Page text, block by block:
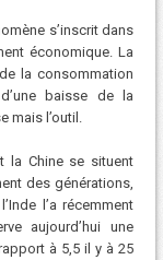
s’inscrit dans
économique. La
la consommation
d’une baisse de la
mais l’outil.
la Chine se situent
des générations,
l’a récemment
aujourd’hui une
à 5,5 il y à 25